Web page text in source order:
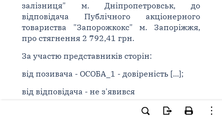
залізниця" м. Дніпропетровськ, до
відповідача Публічного акціонерного
товариства "Запорожкокс" м. Запоріжжя,
про стягнення 2 792,41 грн.
За участю представників сторін:
від позивача - ОСОБА_1 - довіреність [...];
від відповідача - не з'явився